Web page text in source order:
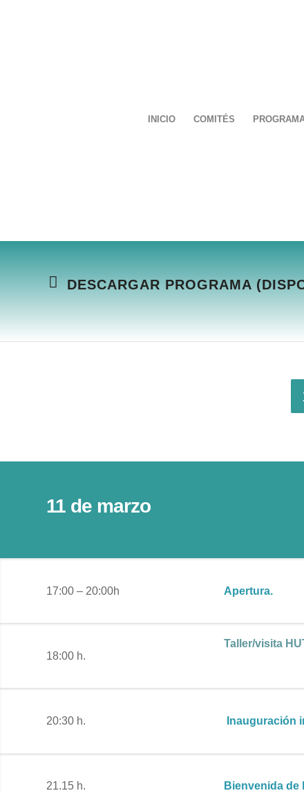
INICIO COMITÉS
DESCARGAR PROGRAMA
11 de marzo
17:00 – 20:00h Apertura.
18:00 h.
Taller/visita
20:30 h. Inauguración
21.15 h. Bienvenida de